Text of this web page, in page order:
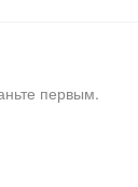
первым.